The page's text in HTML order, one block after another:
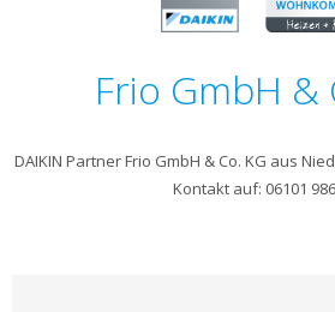
Frio GmbH &
DAIKIN Partner Frio GmbH & Co. KG aus
Kontakt auf: 06101